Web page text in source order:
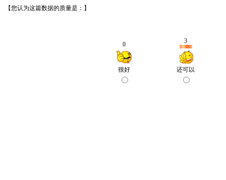
【您认为这篇数据的质量是：】
0 3
很好 还可以